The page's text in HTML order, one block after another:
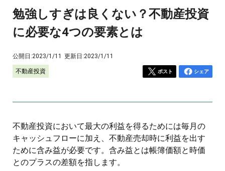
勉強しすぎは良くない？不動産投資
に必要な4つの要素とは
公開日:2023/1/11 更新日:2023/1/11
不動産投資 ポスト シェア
不動産投資において最大の利益を得るためには毎月の
キャッシュフローに加え、不動産売却時に利益を出す
ために含み益が必要です。含み益とは帳簿価額と時価
とのプラスの差額を指します。